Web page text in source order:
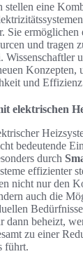
stellen eine
Sie ermöglichen
und tragen
Wissenschaftler
Konzepten,
und
elektrischen
bedeutende
durch
effizienter
nicht nur den
auch die
dann beheizt,
zu einer
führt.